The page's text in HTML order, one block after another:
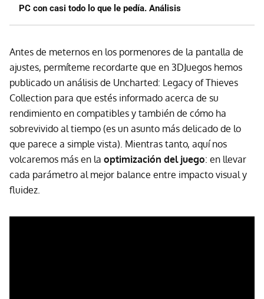
PC con casi todo lo que le pedía. Análisis
Antes de meternos en los pormenores de la pantalla de
ajustes, permíteme recordarte que en 3DJuegos hemos
publicado un análisis de Uncharted: Legacy of Thieves
Collection para que estés informado acerca de su
rendimiento en compatibles y también de cómo ha
sobrevivido al tiempo (es un asunto más delicado de lo
que parece a simple vista). Mientras tanto, aquí nos
volcaremos más en la optimización del juego: en llevar
cada parámetro al mejor balance entre impacto visual y
fluidez.